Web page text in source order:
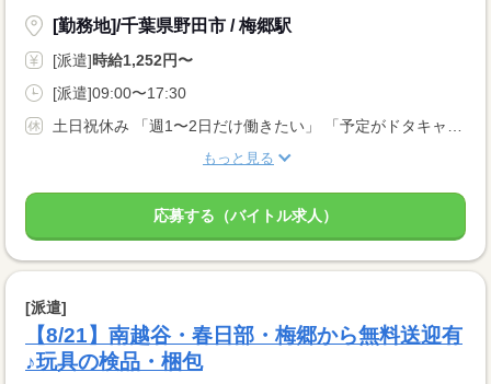
[勤務地]/千葉県野田市 / 梅郷駅
[派遣]時給1,252円〜
[派遣]09:00〜17:30
もっと見る
応募する（バイトル求人）
[派遣]
【8/21】南越谷・春日部・梅郷から無料送迎有
♪玩具の検品・梱包